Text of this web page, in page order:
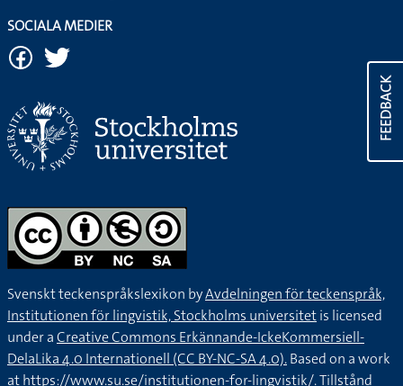
FEEDBACK
SOCIALA MEDIER
Svenskt teckenspråkslexikon byAvdelningen för teckenspråk,
Institutionen för lingvistik, Stockholms universitetis licensed
under aCreative Commons Erkännande-IckeKommersiell-
DelaLika 4.0 Internationell (CC BY-NC-SA 4.0).Based on a work
athttps://www.su.se/institutionen-for-lingvistik/. Tillstånd